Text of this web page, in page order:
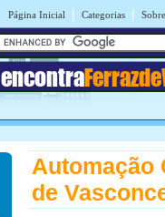
Página Inicial | Categorias |
encontra
Automação
de